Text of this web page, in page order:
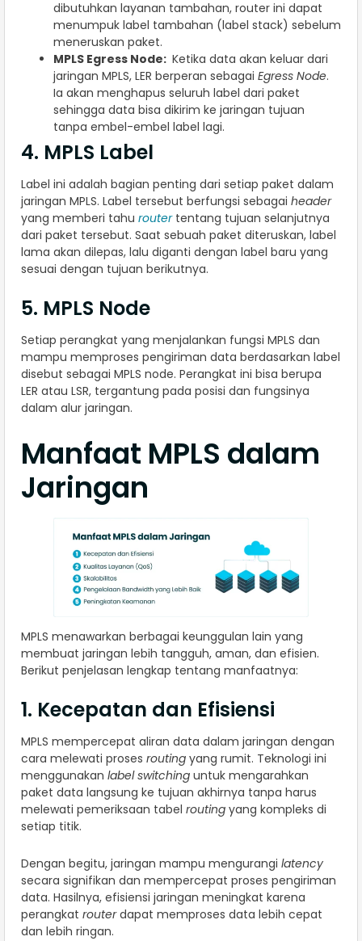
dibutuhkan layanan tambahan, router ini dapat
menumpuk label tambahan (label stack) sebelum
meneruskan paket.
MPLS Egress Node: Ketika data akan keluar dari
jaringan MPLS, LER berperan sebagai Egress Node.
Ia akan menghapus seluruh label dari paket
sehingga data bisa dikirim ke jaringan tujuan
tanpa embel-embel label lagi.
4. MPLS Label
Label ini adalah bagian penting dari setiap paket dalam
jaringan MPLS. Label tersebut berfungsi sebagai header
yang memberi tahu routertentang tujuan selanjutnya
dari paket tersebut. Saat sebuah paket diteruskan, label
lama akan dilepas, lalu diganti dengan label baru yang
sesuai dengan tujuan berikutnya.
5. MPLS Node
Setiap perangkat yang menjalankan fungsi MPLS dan
mampu memproses pengiriman data berdasarkan label
disebut sebagai MPLS node. Perangkat ini bisa berupa
LER atau LSR, tergantung pada posisi dan fungsinya
dalam alur jaringan.
Manfaat MPLS dalam
Jaringan
MPLS menawarkan berbagai keunggulan lain yang
membuat jaringan lebih tangguh, aman, dan efisien.
Berikut penjelasan lengkap tentang manfaatnya:
1. Kecepatan dan Efisiensi
MPLS mempercepat aliran data dalam jaringan dengan
cara melewati proses routing yang rumit. Teknologi ini
menggunakan label switching untuk mengarahkan
paket data langsung ke tujuan akhirnya tanpa harus
melewati pemeriksaan tabel routing yang kompleks di
setiap titik.
Dengan begitu, jaringan mampu mengurangi latency
secara signifikan dan mempercepat proses pengiriman
data. Hasilnya, efisiensi jaringan meningkat karena
perangkat routerdapat memproses data lebih cepat
dan lebih ringan.